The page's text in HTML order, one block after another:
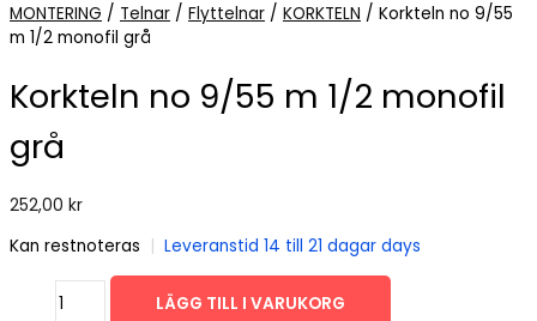
MONTERING / Telnar / Flyttelnar / KORKTELN / Korkteln no 9/55
m 1/2 monofil grå
Korkteln no 9/55 m 1/2 monofil
grå
252,00 kr
Kan restnoteras | Leveranstid 14 till 21 dagar days
LÄGG TILL I VARUKORG